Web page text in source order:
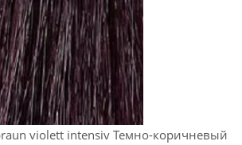
violett intensiv Темно-коричневый